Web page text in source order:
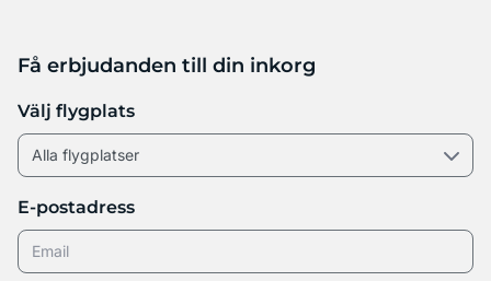
Få erbjudanden till din inkorg
Välj flygplats
E-postadress